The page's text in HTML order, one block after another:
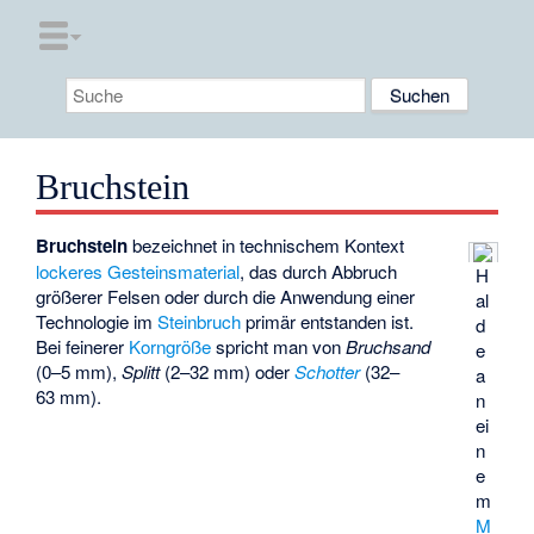
Bruchstein
H
al
d
e
a
n
ei
n
e
m
M
Bruchsteinbezeichnet in technischem Kontext
lockeres Gesteinsmaterial, das durch Abbruch
größerer Felsen oder durch die Anwendung einer
Technologie imSteinbruchprimär entstanden ist.
Bei feinerer Korngrößespricht man vonBruchsand
(0–5 mm),Splitt(2–32 mm) oderSchotter(32–
63 mm).